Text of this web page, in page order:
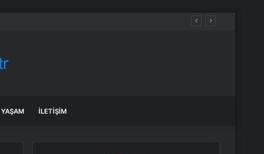
YAŞAM İLETIŞIM